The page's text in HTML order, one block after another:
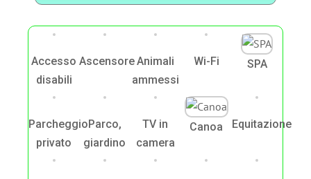
Accesso
disabili
AscensoreAnimali
ammessi
Wi-Fi SPA
Parcheggio
privato
Parco,
giardino
TV in
camera
Canoa Equitazione